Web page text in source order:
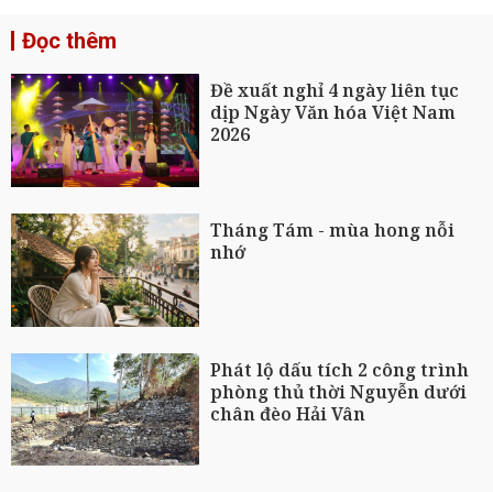
Đọc thêm
Đề xuất nghỉ 4 ngày liên tục
dịp Ngày Văn hóa Việt Nam
2026
Tháng Tám - mùa hong nỗi
nhớ
Phát lộ dấu tích 2 công trình
phòng thủ thời Nguyễn dưới
chân đèo Hải Vân